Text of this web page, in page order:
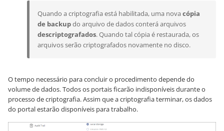
Quando a criptografia está habilitada, uma nova cópia
de backupdo arquivo de dados conterá arquivos
descriptografados. Quando tal cópia é restaurada, os
arquivos serão criptografados novamente no disco.
O tempo necessário para concluir o procedimento depende do
volume de dados. Todos os portais ficarão indisponíveis durante o
processo de criptografia. Assim que a criptografia terminar, os dados
do portal estarão disponíveis para trabalho.